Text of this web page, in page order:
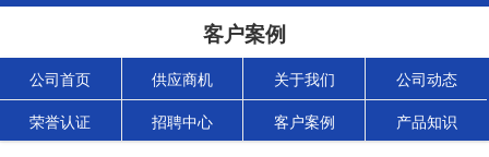
客户案例
公司首页 供应商机 关于我们 公司动态
荣誉认证 招聘中心 客户案例 产品知识